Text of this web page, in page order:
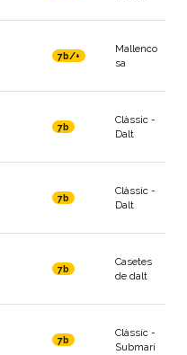
7b/+
Mallenco
sa
7b
Clàssic -
Dalt
7b
Clàssic -
Dalt
7b
Casetes
de dalt
7b
Clàssic -
Submarí